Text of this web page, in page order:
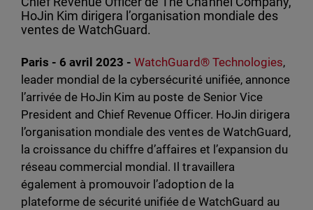
HoJin Kim dirigera l’organisation mondiale des
ventes de WatchGuard.
Paris - 6 avril 2023 -WatchGuard® Technologies,
leader mondial de la cybersécurité unifiée, annonce
l’arrivée de HoJin Kim au poste de Senior Vice
President and Chief Revenue Officer. HoJin dirigera
l’organisation mondiale des ventes de WatchGuard,
la croissance du chiffre d’affaires et l’expansion du
réseau commercial mondial. Il travaillera
également à promouvoir l’adoption de la
plateforme de sécurité unifiée de WatchGuard au